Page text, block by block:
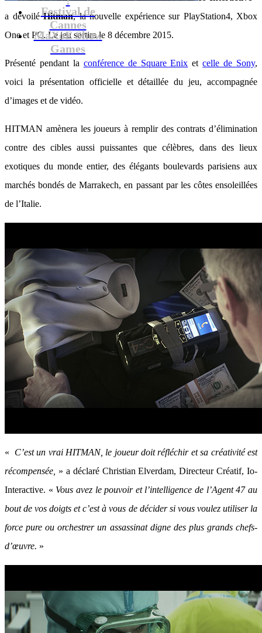
Festival de
Cannes
MaXoE Show
Games
a dévoiléHitman, la nouvelle expérience sur PlayStation4, Xbox
One et PC. Le jeu sortira le 8 décembre 2015.
Présenté pendant la conférence de Square Enix etcelle de Sony,
voici la présentation officielle et détaillée du jeu, accompagnée
d’images et de vidéo.
HITMAN amènera les joueurs à remplir des contrats d’élimination
contre des cibles aussi puissantes que célèbres, dans des lieux
exotiques du monde entier, des élégants boulevards parisiens aux
marchés bondés de Marrakech, en passant par les côtes ensoleillées
de l’Italie.
« C’est un vrai HITMAN, le joueur doit réfléchir et sa créativité est
récompensée, » a déclaré Christian Elverdam, Directeur Créatif, Io-
Interactive. « Vous avez le pouvoir et l’intelligence de l’Agent 47 au
bout de vos doigts et c’est à vous de décider si vous voulez utiliser la
force pure ou orchestrer un assassinat digne des plus grands chefs-
d’œuvre. »